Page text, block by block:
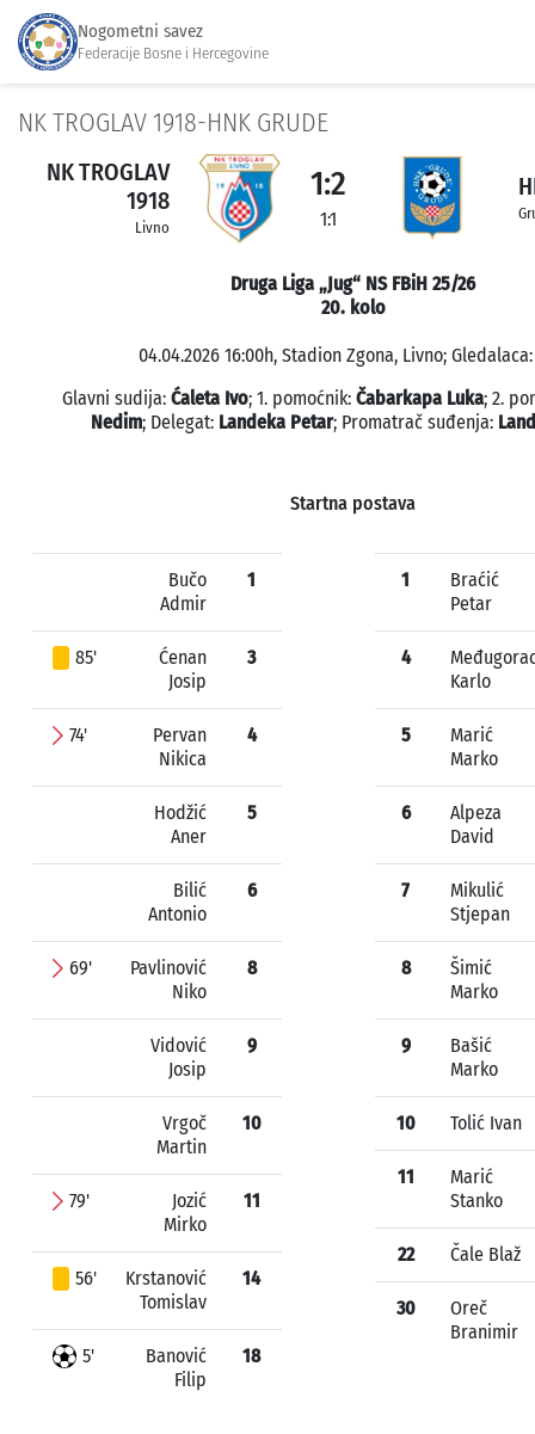
Nogometni savez
Federacije Bosne i Hercegovine
NK TROGLAV 1918-HNK GRUDE
NK TROGLAV
1918
Livno
1:2
1:1
Druga Liga „Jug“ NS FBiH 25/26
20. kolo
04.04.2026 16:00h, Stadion Zgona, Livno; Gledalaca:
Glavni sudija: Ćaleta Ivo; 1. pomoćnik: Čabarkapa Luka; 2.
Nedim; Delegat: Landeka Petar; Promatrač suđenja:
Startna postava
Bučo
Admir
1
85'
Ćenan
Josip
3
74'
Pervan
Nikica
4
Hodžić
Aner
5
Bilić
Antonio
6
69'
Pavlinović
Niko
8
Vidović
Josip
9
Vrgoč
Martin
10
79'
Jozić
Mirko
11
56'
Krstanović
Tomislav
14
5'
Banović
Filip
18
1
Braćić
Petar
4
Karlo
5
Marić
Marko
6
Alpeza
David
7
Mikulić
Stjepan
8
Šimić
Marko
9
Bašić
Marko
10 Tolić Ivan
11
Marić
Stanko
22 Čale Blaž
30
Oreč
Branimir